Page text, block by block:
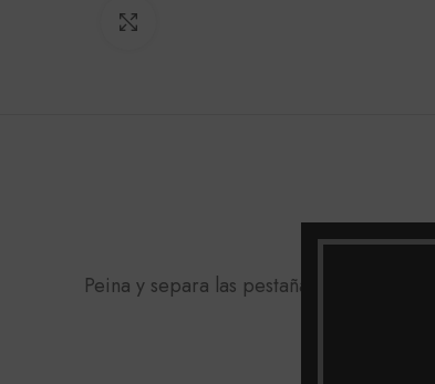
Peina y separa las pestañas o cejas para